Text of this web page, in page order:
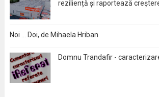
reziliență și raportează
Noi … Doi, de Mihaela Hriban
Domnu Trandafir -